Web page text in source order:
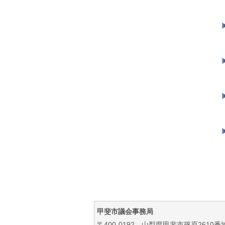
甲斐市議会事務局